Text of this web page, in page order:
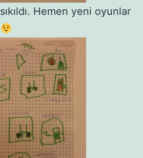
Hemen yeni oyunlar